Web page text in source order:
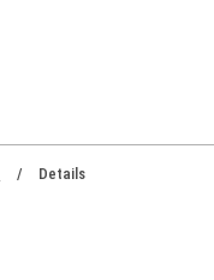
Details